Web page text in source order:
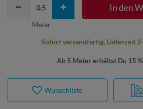
Ab 5 Meter erhältst Du 15
In den
Meter
Sofort versandfertig, Lieferzeit
Wunschliste